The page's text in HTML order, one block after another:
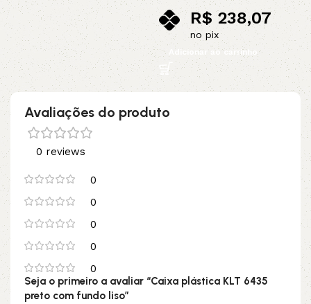
R$ 238,07
no pix
Adicionar ao carrinho
Avaliações do produto
0 reviews
0
0
0
0
0
Seja o primeiro a avaliar “Caixa plástica KLT 6435
preto com fundo liso”